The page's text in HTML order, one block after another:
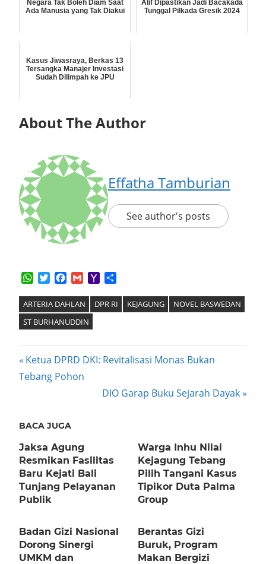
Negara Tak Boleh Diam Saat
Ada Manusia yang Tak Diakui
Alif Dipastikan Jadi Bacakada
Tunggal Pilkada Gresik 2024
Kasus Jiwasraya, Berkas 13
Tersangka Manajer Investasi
Sudah Dilimpah ke JPU
About The Author
Effatha Tamburian
See author's posts
WhatsApp
TwitterFacebook
GmailYahoo
ARTERIA DAHLAN DPR RI KEJAGUNG
NOVEL BASWEDAN
ST BURHANUDDIN
Post
navigation
Previous
Post:
Ketua DPRD DKI: Revitalisasi Monas Bukan
Tebang Pohon
Next
DIO Garap Buku Sejarah Dayak
BACA JUGA
Jaksa Agung
Resmikan Fasilitas
Baru Kejati Bali
Tunjang Pelayanan
Publik
Warga Inhu Nilai
Kejagung Tebang
Pilih Tangani Kasus
Tipikor Duta Palma
Group
Badan Gizi Nasional
Dorong Sinergi
UMKM dan
Berantas Gizi
Buruk, Program
Makan Bergizi